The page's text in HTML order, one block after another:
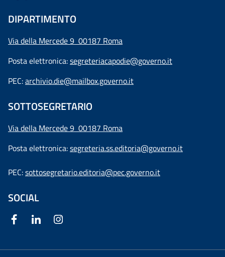
DIPARTIMENTO
Via della Mercede 9 00187 Roma
Posta elettronica:segreteriacapodie@governo.it
PEC:archivio.die@mailbox.governo.it
SOTTOSEGRETARIO
Via della Mercede 9 00187 Roma
Posta elettronica:segreteria.ss.editoria@governo.it
PEC:sottosegretario.editoria@pec.governo.it
SOCIAL